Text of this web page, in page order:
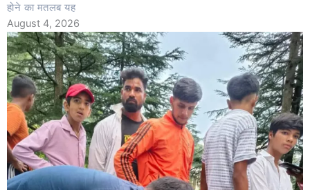
होने का मतलब यह
August 4, 2026